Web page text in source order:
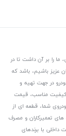
را بر آن داشت تا در
عزیز باشیم، باشد که
در جهت تهیه و
کیفیت مناسب، قیمت
شما، قطعه ای از
تعمیرکاران و مصرف
داخلی با برندهای